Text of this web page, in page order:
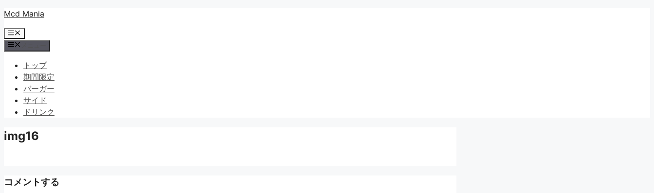
コ
テ
ン
Mcd Mania
メ
ニ
ュ
トップ
期間限定
バーガー
サイド
ドリンク
img16
コメントする